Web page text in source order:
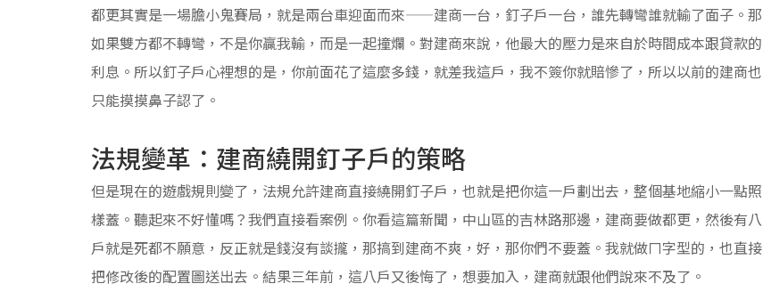
都更其實是一場膽小鬼賽局，就是兩台車迎面而來——建商一台，釘子戶一台，誰先轉彎誰就輸了面子。那
如果雙方都不轉彎，不是你贏我輸，而是一起撞爛。對建商來說，他最大的壓力是來自於時間成本跟貸款的
利息。所以釘子戶心裡想的是，你前面花了這麼多錢，就差我這戶，我不簽你就賠慘了，所以以前的建商也
只能摸摸鼻子認了。
法規變革：建商繞開釘子戶的策略
但是現在的遊戲規則變了，法規允許建商直接繞開釘子戶，也就是把你這一戶劃出去，整個基地縮小一點照
樣蓋。聽起來不好懂嗎？我們直接看案例。你看這篇新聞，中山區的吉林路那邊，建商要做都更，然後有八
戶就是死都不願意，反正就是錢沒有談攏，那搞到建商不爽，好，那你們不要蓋。我就做ㄇ字型的，也直接
把修改後的配置圖送出去。結果三年前，這八戶又後悔了，想要加入，建商就跟他們說來不及了。